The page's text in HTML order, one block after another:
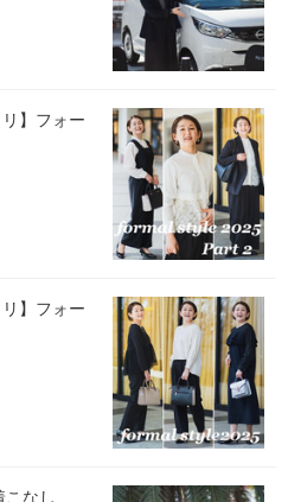
リ】フォー
リ】フォー
こなし